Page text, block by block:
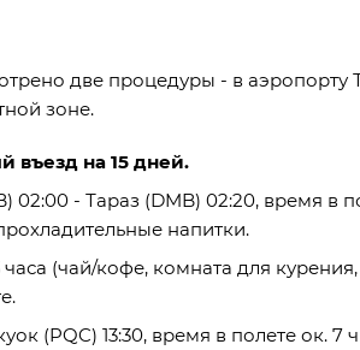
две процедуры - в аэропорту
зоне.
въезд на 15 дней.
02:00 - Тараз (DMB) 02:20, время в
напитки.
часа (чай/кофе, комната для
(PQC) 13:30, время в полете ок. 7 ч